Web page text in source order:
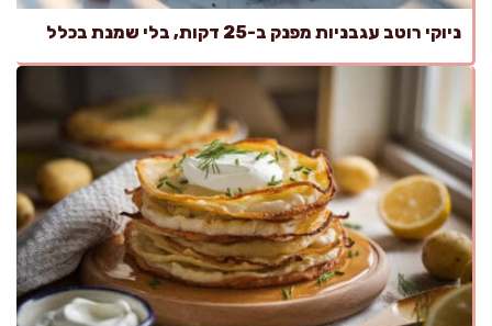
ניוקי רוטב עגבניות מפנק ב-25 דקות, בלי שמנת בכלל